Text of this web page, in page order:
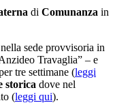
di Comunanza in
sede provvisoria in
Travaglia” – e
tre settimane (leggi
storica dove nel
(leggi qui).